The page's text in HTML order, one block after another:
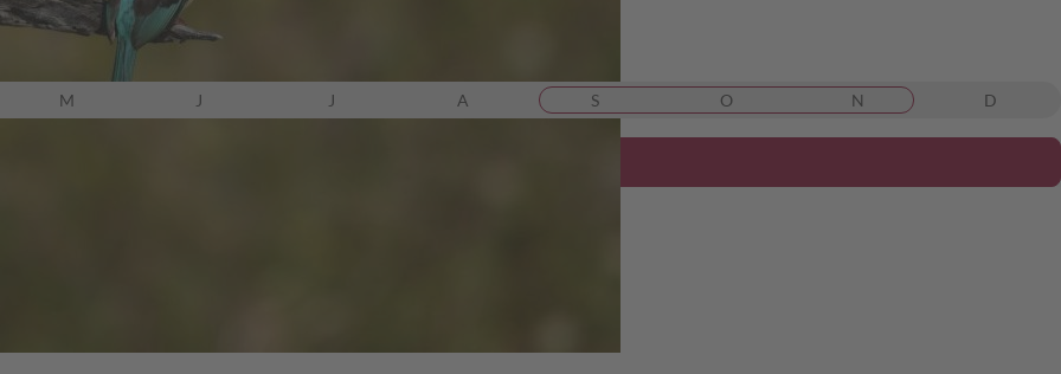
Paddel- und Radtour.
M J J A S O N D
bis Kapstadt. Ggf. mit Namaqualandblüte.